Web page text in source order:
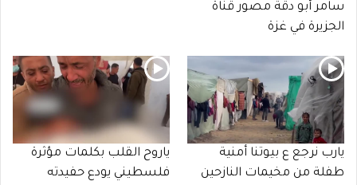
سامر أبو دقة مصور قناة
الجزيرة في غزة
يارب نرجع ع بيوتنا أمنية
طفلة من مخيمات النازحين
ياروح القلب بكلمات مؤثرة
فلسطيني يودع حفيدته